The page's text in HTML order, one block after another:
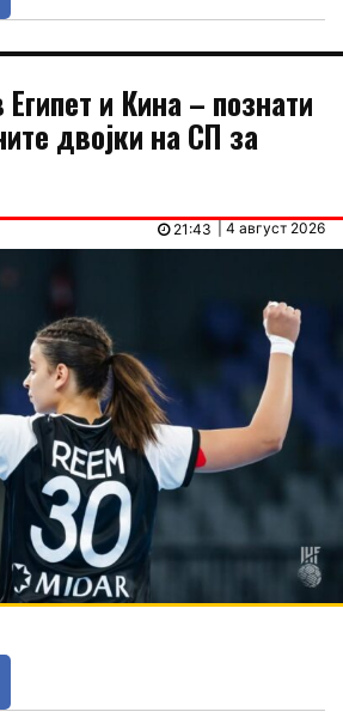
и Кина – познати
двојки на СП за
| 4 август 2026
21:43